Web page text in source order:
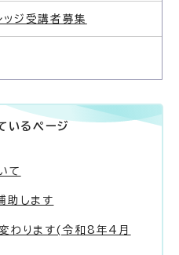
ジ受講者募集
いるページ
て
助します
わります(令和8年4月